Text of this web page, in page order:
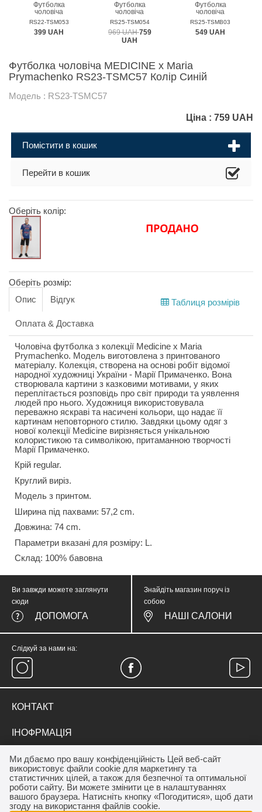
Футболка
чоловіча
MEDICINE
RS22-TSM053
399 UAH
Футболка
чоловіча
MEDICINE
RS25-TSM054
969 UAH759
UAH
Футболка
чоловіча
MEDICINE
RS25-TSMB03
549 UAH
Футболка чоловіча MEDICINE x Maria
Prymachenko RS23-TSMC57 Колір Синій
Модель : RS23-TSMC57
Ціна : 759 UAH
Помістити в кошик
Перейти в кошик
Оберіть колір:
Оберіть розмір:
Таблиця розмірів
Опис Відгук
Оплата & Доставка
Чоловіча футболка з колекції Medicine x Maria
Prymachenko. Модель виготовлена з принтованого
матеріалу. Колекція, створена на основі робіт відомої
народної художниці України - Марії Примаченко. Вона
створювала картини з казковими мотивами, у яких
переплітається розповідь про світ природи та уявлення
людей про нього. Художниця використовувала
переважно яскраві та насичені кольори, що надає її
картинам неповторного стилю. Завдяки цьому одяг з
нової колекції Medicine вирізняється унікальною
колористикою та символікою, притаманною творчості
Марії Примаченко.
Крій regular.
Круглий виріз.
Модель з принтом.
Ширина під пахвами: 57,2 cm.
Довжина: 74 cm.
Параметри вказані для розміру: L.
Склад: 100% бавовна
Ми дбаємо про вашу конфіденційність Цей веб-сайт
використовує файли cookie для маркетингу та
статистичних цілей, а також для безпечної та оптимальної
роботи сайту. Ви можете змінити це в налаштуваннях
вашого браузера. Натисніть кнопку «Погодитися», щоб дати
згоду на використання файлів cookie.
Ви завжди можете заглянути
сюди
ДОПОМОГА
Знайдіть магазин поруч із
собою
НАШІ САЛОНИ
Слідкуй за нами на:
КОНТАКТ
medicinewear@gmail.com
ІНОФРМАЦІЯ
Контакт
Франшиза салону MEDICINE
ДЛЯ КЛІЄНТА
Акції
Програма лояльності
Дропшиппінг
ОПЛАТА / ДОСТАВКА
Як купити